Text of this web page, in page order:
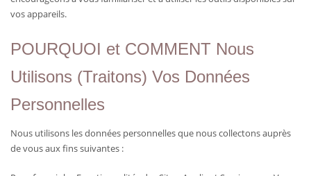
vos appareils.
POURQUOI et COMMENT Nous
Utilisons (Traitons) Vos Données
Personnelles
Nous utilisons les données personnelles que nous collectons auprès
de vous aux fins suivantes :